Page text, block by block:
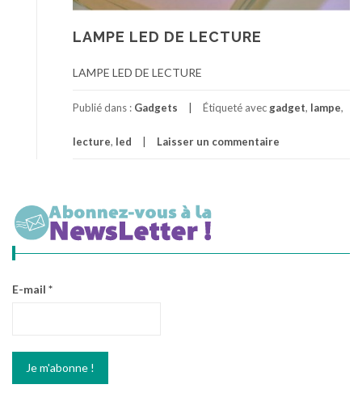
LAMPE LED DE LECTURE
LAMPE LED DE LECTURE
Publié dans : Gadgets Étiqueté avec gadget, lampe,
lecture, led Laisser un commentaire
E-mail *